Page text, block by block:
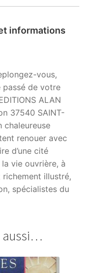
informations
vous,
passé de votre
ALAN
37540 SAINT-
chaleureuse
renouer avec
d’une cité
vie ouvrière, à
illustré,
spécialistes du
aussi…